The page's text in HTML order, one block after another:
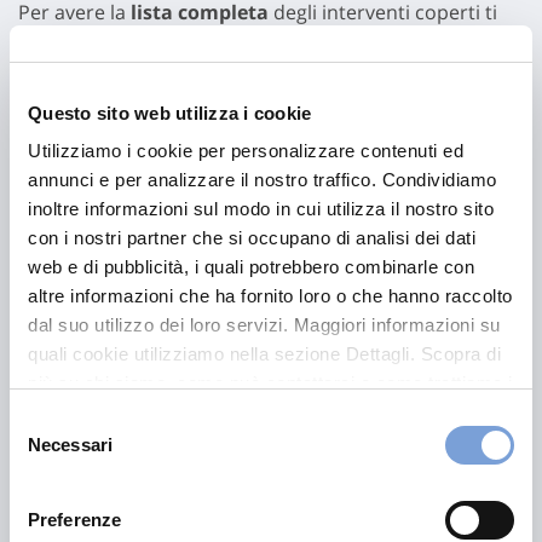
Questo sito web utilizza i cookie
Utilizziamo i cookie per personalizzare contenuti ed
annunci e per analizzare il nostro traffico. Condividiamo
inoltre informazioni sul modo in cui utilizza il nostro sito
con i nostri partner che si occupano di analisi dei dati
web e di pubblicità, i quali potrebbero combinarle con
altre informazioni che ha fornito loro o che hanno raccolto
dal suo utilizzo dei loro servizi. Maggiori informazioni su
quali cookie utilizziamo nella sezione Dettagli. Scopra di
può trovare nel footer del sito nella sezione "Informativa
delNecessari
Preferenze
Per avere la lista completa degli interventi coperti ti
chiedere al tuo assicuratore di fiducia.
Vuoi sapere quali sono letipologie di interventi
coperti, quali sono i limiti o le coperture massime
garantite? Entra in contatto con un nostro consulente
per avere tutte le informazioni.
Polizza per grandi
interventi chirurgici
Si tratta di un elemento opzionale che si può scegliere
nel momento in cui si sottoscrive l’assicurazione. La
beneficio previsto dalla polizza “rimborso spese